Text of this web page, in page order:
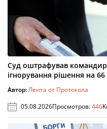
Суд оштрафував
ігнорування рішення на 66
Автор:Лента от Протокола
05.08.2026Просмотров:446